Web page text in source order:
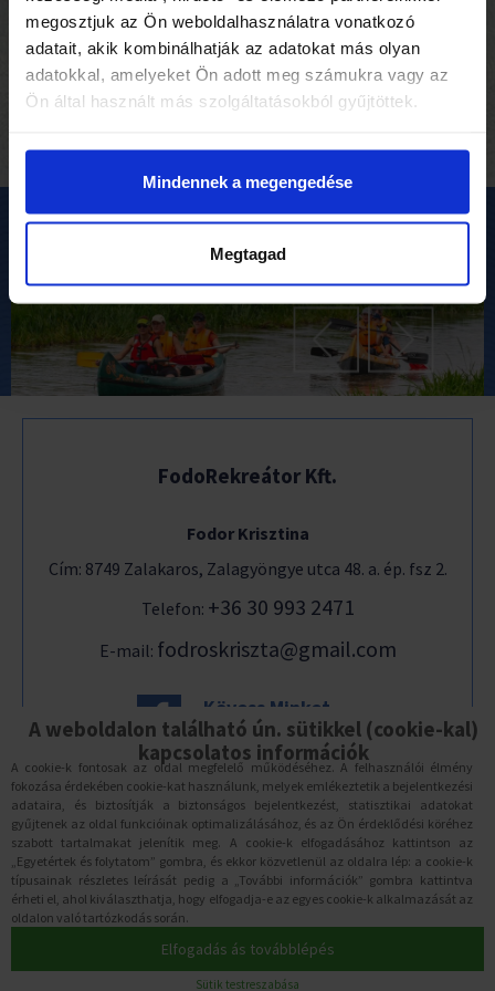
megosztjuk az Ön weboldalhasználatra vonatkozó
adatait, akik kombinálhatják az adatokat más olyan
adatokkal, amelyeket Ön adott meg számukra vagy az
Ön által használt más szolgáltatásokból gyűjtöttek.
Mindennek a megengedése
Megtagad
Zalakaros és környéke kiváló túraútvonalakat ígér
mindenkinek!
TOVÁBB OLVASOM »
FodoRekreátor Kft.
Fodor Krisztina
Cím: 8749 Zalakaros, Zalagyöngye utca 48. a. ép. fsz 2.
Telefon: +36 30 993 2471
E-mail: fodroskriszta@gmail.com
Kövess Minket
Facebook-on is!
ADATVÉDELEM
2017-2026. © Fodrosvizitura.hu
Minden jog fenntartva
A weboldalon található ún. sütikkel (cookie-kal)
kapcsolatos információk
A cookie-k fontosak az oldal megfelelő működéséhez. A felhasználói élmény
fokozása érdekében cookie-kat használunk, melyek emlékeztetik a bejelentkezési
adataira, és biztosítják a biztonságos bejelentkezést, statisztikai adatokat
gyűjtenek az oldal funkcióinak optimalizálásához, és az Ön érdeklődési köréhez
szabott tartalmakat jelenítik meg. A cookie-k elfogadásához kattintson az
„Egyetértek és folytatom” gombra, és ekkor közvetlenül az oldalra lép: a cookie-k
típusainak részletes leírását pedig a „További információk” gombra kattintva
érheti el, ahol kiválaszthatja, hogy elfogadja-e az egyes cookie-k alkalmazását az
oldalon való tartózkodás során.
Elfogadás ás továbblépés
Sütik testreszabása